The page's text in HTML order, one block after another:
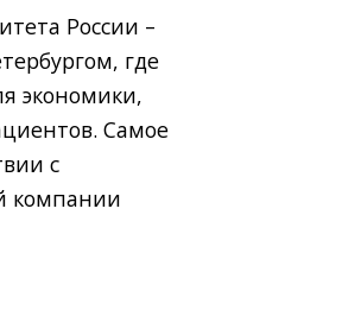
России –
где
экономики,
Самое
с
компании